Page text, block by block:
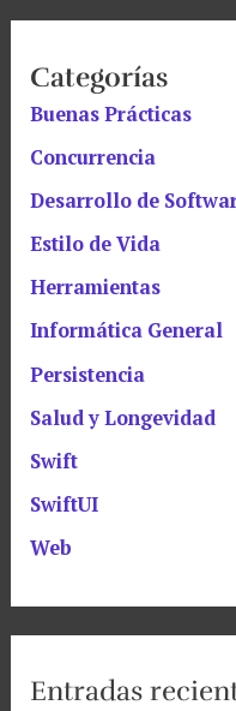
Categorías
Buenas Prácticas
Concurrencia
Desarrollo de
Estilo de Vida
Herramientas
Informática General
Persistencia
Salud y Longevidad
Swift
SwiftUI
Web
Entradas